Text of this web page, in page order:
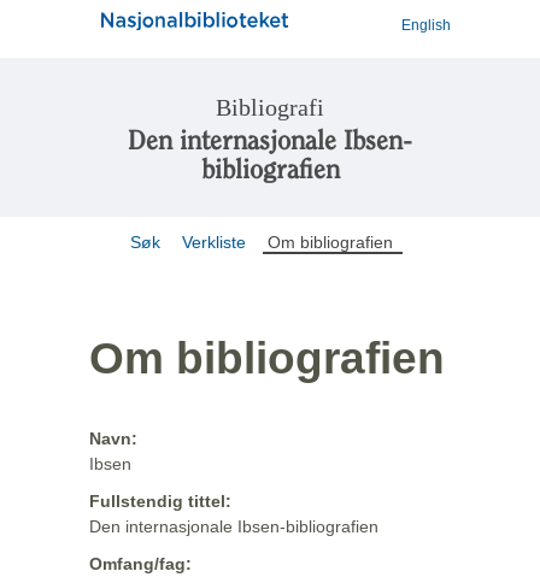
English
Bibliografi
Den internasjonale Ibsen-
bibliografien
Søk Verkliste Om bibliografien
Om bibliografien
Navn:
Ibsen
Fullstendig tittel:
Den internasjonale Ibsen-bibliografien
Omfang/fag: